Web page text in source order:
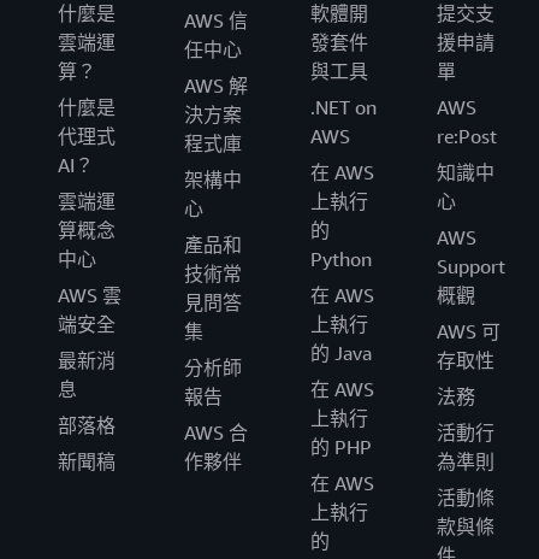
什麼是
雲端運
算？
什麼是
代理式
AI？
雲端運
算概念
中心
AWS 雲
端安全
最新消
息
部落格
新聞稿
AWS 信
任中心
AWS 解
決方案
程式庫
架構中
心
產品和
技術常
見問答
集
分析師
報告
AWS 合
作夥伴
軟體開
發套件
與工具
.NET on
AWS
在 AWS
上執行
的
Python
在 AWS
上執行
的 Java
在 AWS
上執行
的 PHP
在 AWS
上執行
的
提交支
援申請
單
AWS
re:Post
知識中
心
AWS
Support
概觀
AWS 可
存取性
法務
活動行
為準則
活動條
款與條